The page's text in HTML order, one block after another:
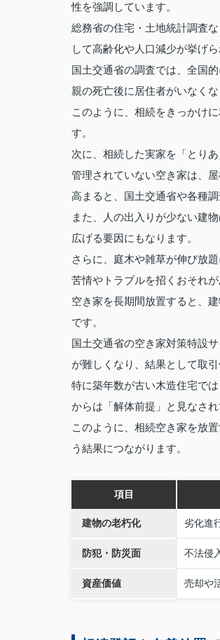
性を強調しています。
総務省の住宅・土地統計調査
して高齢化や人口減少が挙げら
国土交通省の調査では、全国
親の死亡後に居住者がいなく
このように、相続をきっかけ
す。
次に、相続した実家を「とり
管理されていない空き家は、
高まると、国土交通省や各種調
また、人の出入りが少ない建
広げる要因にもなります。
さらに、庭木や雑草が伸び放
苦情やトラブルを招くおそれが
空き家を長期間放置すると、
です。
国土交通省の空き家対策特設
が難しくなり、結果として取
特に築年数が古い木造住宅で
からは「解体前提」と見なさ
このように、相続空き家を放
う結果につながります。
項目
建物の老朽化 劣化進
防犯・防災面 不法侵
資産価値 売却や